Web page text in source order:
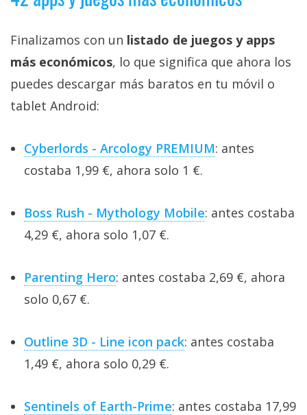
Finalizamos con un listado de juegos y apps
más económicos, lo que significa que ahora los
puedes descargar más baratos en tu móvil o
tablet Android:
Cyberlords - Arcology PREMIUM: antes
costaba 1,99 €, ahora solo 1 €.
Boss Rush - Mythology Mobile: antes costaba
4,29 €, ahora solo 1,07 €.
Parenting Hero: antes costaba 2,69 €, ahora
solo 0,67 €.
Outline 3D - Line icon pack: antes costaba
1,49 €, ahora solo 0,29 €.
Sentinels of Earth-Prime: antes costaba 17,99